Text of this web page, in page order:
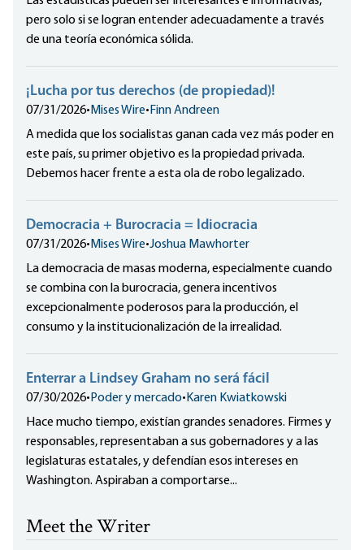
pero solo si se logran entender adecuadamente a través
de una teoría económica sólida.
¡Lucha por tus derechos (de propiedad)!
07/31/2026• Mises Wire• Finn Andreen
A medida que los socialistas ganan cada vez más poder en
este país, su primer objetivo es la propiedad privada.
Debemos hacer frente a esta ola de robo legalizado.
Democracia + Burocracia = Idiocracia
07/31/2026• Mises Wire•Joshua Mawhorter
La democracia de masas moderna, especialmente cuando
se combina con la burocracia, genera incentivos
excepcionalmente poderosos para la producción, el
consumo y la institucionalización de la irrealidad.
Enterrar a Lindsey Graham no será fácil
07/30/2026•Poder y mercado• Karen Kwiatkowski
Hace mucho tiempo, existían grandes senadores. Firmes y
responsables, representaban a sus gobernadores y a las
legislaturas estatales, y defendían esos intereses en
Washington. Aspiraban a comportarse...
Meet the Writer